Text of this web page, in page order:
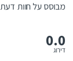
מבוסס על חוות דעת 0
0.0
דירוג